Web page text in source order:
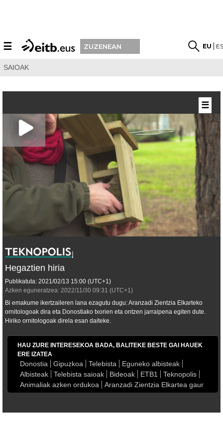
☰ ZUZENEAN EU
SAIOAK
Hegaztien hiria
Publikatuta: 2021/02/13 15:00 (UTC+1)
Azken eguneratzea: 2022/11/30 09:31 (UTC+1)
Bi emakume ikertzaileren lana ezagutu dugu: Aranzadi Zientzia Elkarteko
ornitologoak dira eta Donostiako txorien eta ontzen jarraipena egiten dute.
Hiriko ornitologoak direla esan daiteke.
HAU ZURE INTERESEKOA BADA, BALITEKE BESTE GAI HAUEK
ERE IZATEA
Donostia Gipuzkoa Telebista
Eguneko albisteak
Albisteak
Telebista saioak Bideoak ETB1
Teknopolis
Animaliak azken ordukoa
Aranzadi Zientzia Elkartea gaur
☰